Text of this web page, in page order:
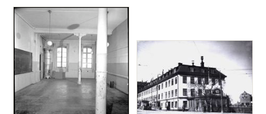
Lista
träffar